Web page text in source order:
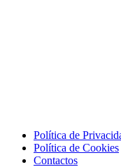
Política de
Política de Cookies
Contactos